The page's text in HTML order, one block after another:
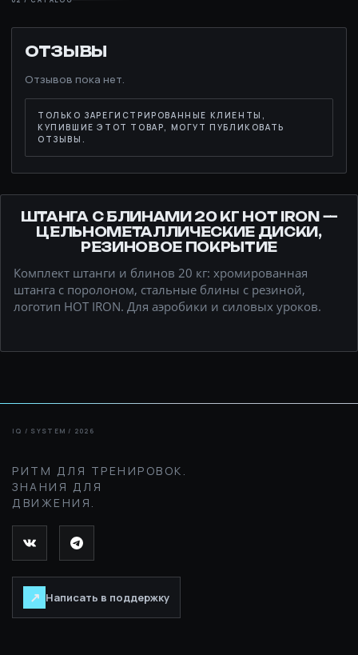
ОТЗЫВЫ
Отзывов пока нет.
ТОЛЬКО ЗАРЕГИСТРИРОВАННЫЕ КЛИЕНТЫ,
КУПИВШИЕ ЭТОТ ТОВАР, МОГУТ ПУБЛИКОВАТЬ
ОТЗЫВЫ.
ШТАНГА С БЛИНАМИ 20 КГ HOT IRON —
ЦЕЛЬНОМЕТАЛЛИЧЕСКИЕ ДИСКИ,
РЕЗИНОВОЕ ПОКРЫТИЕ
Комплект штанги и блинов 20 кг: хромированная
штанга с поролоном, стальные блины с резиной,
логотип HOT IRON. Для аэробики и силовых уроков.
РИТМ ДЛЯ ТРЕНИРОВОК.
ЗНАНИЯ ДЛЯ
ДВИЖЕНИЯ.
↗ Написать в поддержку